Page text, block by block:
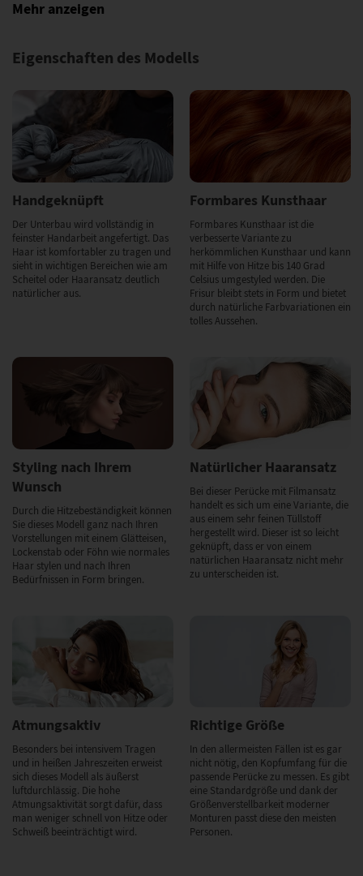
Eigenschaften des Modells
Handgeknüpft
Der Unterbau wird vollständig in
feinster Handarbeit angefertigt. Das
Haar ist komfortabler zu tragen und
sieht in wichtigen Bereichen wie am
Scheitel oder Haaransatz deutlich
natürlicher aus.
Formbares Kunsthaar
Formbares Kunsthaar ist die
verbesserte Variante zu
herkömmlichen Kunsthaar und kann
mit Hilfe von Hitze bis 140 Grad
Celsius umgestyled werden. Die
Frisur bleibt stets in Form und bietet
durch natürliche Farbvariationen ein
tolles Aussehen.
Styling nach Ihrem
Wunsch
Durch die Hitzebeständigkeit können
Sie dieses Modell ganz nach Ihren
Vorstellungen mit einem Glätteisen,
Lockenstab oder Föhn wie normales
Haar stylen und nach Ihren
Bedürfnissen in Form bringen.
Natürlicher Haaransatz
Bei dieser Perücke mit Filmansatz
handelt es sich um eine Variante, die
aus einem sehr feinen Tüllstoff
hergestellt wird. Dieser ist so leicht
geknüpft, dass er von einem
natürlichen Haaransatz nicht mehr
zu unterscheiden ist.
Atmungsaktiv
Besonders bei intensivem Tragen
und in heißen Jahreszeiten erweist
sich dieses Modell als äußerst
luftdurchlässig. Die hohe
Atmungsaktivität sorgt dafür, dass
man weniger schnell von Hitze oder
Schweiß beeinträchtigt wird.
Richtige Größe
In den allermeisten Fällen ist es gar
nicht nötig, den Kopfumfang für die
passende Perücke zu messen. Es gibt
eine Standardgröße und dank der
Größenverstellbarkeit moderner
Monturen passt diese den meisten
Personen.